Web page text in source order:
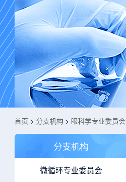
首页 > 分支机构 > 眼科学专业委员会
分支机构
微循环专业委员会